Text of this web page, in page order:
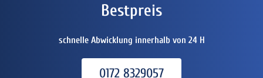
Bestpreis
schnelle Abwicklung innerhalb von 24 H
0172 8329057